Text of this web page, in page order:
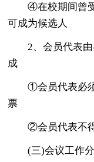
④在校期间曾
可成为候选人
2、会员代表
成
①会员代表必
票
②会员代表不
(三)会议工作